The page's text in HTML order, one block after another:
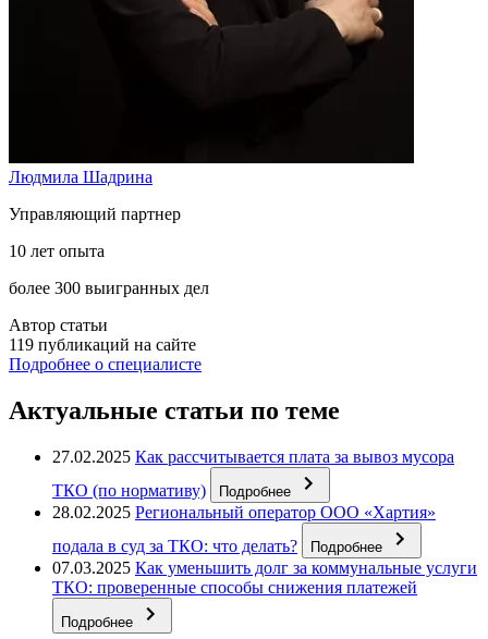
Людмила Шадрина
Управляющий партнер
10 лет опыта
более 300 выигранных дел
Автор статьи
119 публикаций на сайте
Подробнее о специалисте
Актуальные статьи по теме
27.02.2025 Как рассчитывается плата за вывоз мусора
ТКО (по нормативу)
Подробнее
28.02.2025 Региональный оператор ООО «Хартия»
подала в суд за ТКО: что делать?
Подробнее
07.03.2025 Как уменьшить долг за коммунальные услуги
ТКО: проверенные способы снижения платежей
Подробнее